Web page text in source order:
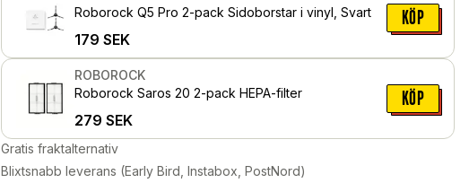
Roborock Q5 Pro 2-pack Sidoborstar i vinyl, Svart
179 SEK
KÖP
ROBOROCK
Roborock Saros 20 2-pack HEPA-filter
279 SEK
KÖP
Gratis fraktalternativ
Blixtsnabb leverans (Early Bird, Instabox, PostNord)